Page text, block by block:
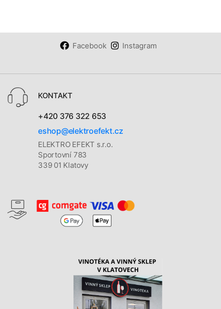
Facebook Instagram
KONTAKT
+420 376 322 653
eshop@elektroefekt.cz
ELEKTRO EFEKT s.r.o.
Sportovní 783
339 01 Klatovy